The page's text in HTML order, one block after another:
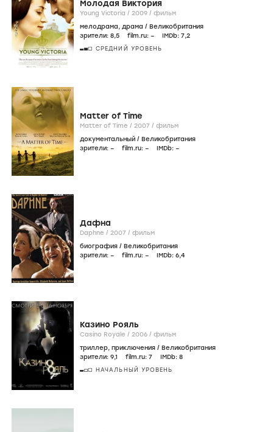
Молодая Виктория
Young Victoria / 2009 / фильм
мелодрама, драма / Великобритания
зрители: 8,5 film.ru: – IMDb: 7,2
СРЕДНИЙ УРОВЕНЬ
Matter of Time
Matter of Time / 2007 / фильм
документальный / Великобритания
зрители: – film.ru: – IMDb: –
Дафна
Daphne / 2007 / фильм
биография / Великобритания
зрители: – film.ru: – IMDb: 6,4
Казино Рояль
Casino Royale / 2006 / фильм
триллер, приключения / Великобритания
зрители: 9,1 film.ru: 7 IMDb: 8
НАЧАЛЬНЫЙ УРОВЕНЬ